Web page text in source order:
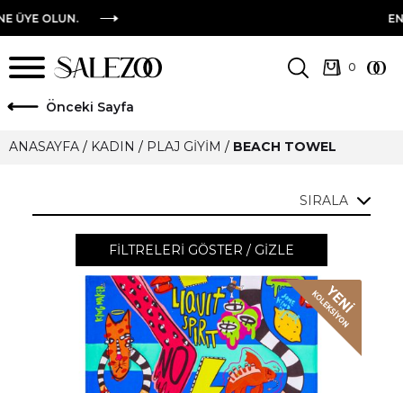
EN YENI
önceki Sayfa
ANASAYFA / KADIN / PLAJ GIYIM / BEACH TOWEL
SIRALA
FILTRELERI GÖSTER / GIZLE